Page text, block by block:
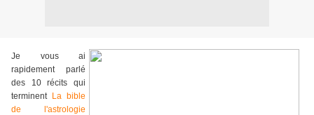
Je vous ai
rapidement parlé
des 10 récits qui
terminent La bible
de l'astrologie